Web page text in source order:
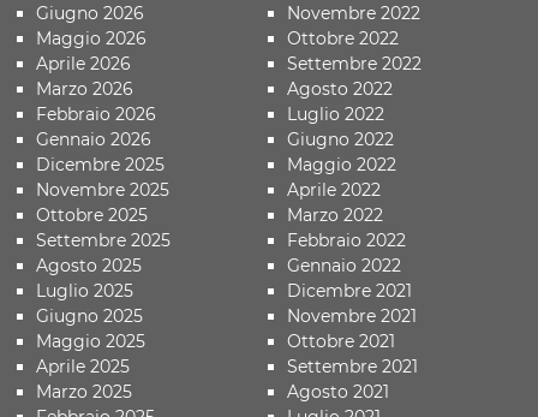
Giugno 2026
Maggio 2026
Aprile 2026
Marzo 2026
Febbraio 2026
Gennaio 2026
Dicembre 2025
Novembre 2025
Ottobre 2025
Settembre 2025
Agosto 2025
Luglio 2025
Giugno 2025
Maggio 2025
Aprile 2025
Marzo 2025
Novembre 2022
Ottobre 2022
Settembre 2022
Agosto 2022
Luglio 2022
Giugno 2022
Maggio 2022
Aprile 2022
Marzo 2022
Febbraio 2022
Gennaio 2022
Dicembre 2021
Novembre 2021
Ottobre 2021
Settembre 2021
Agosto 2021